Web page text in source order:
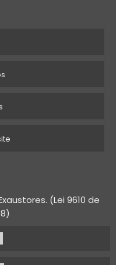
(Lei 9610 de